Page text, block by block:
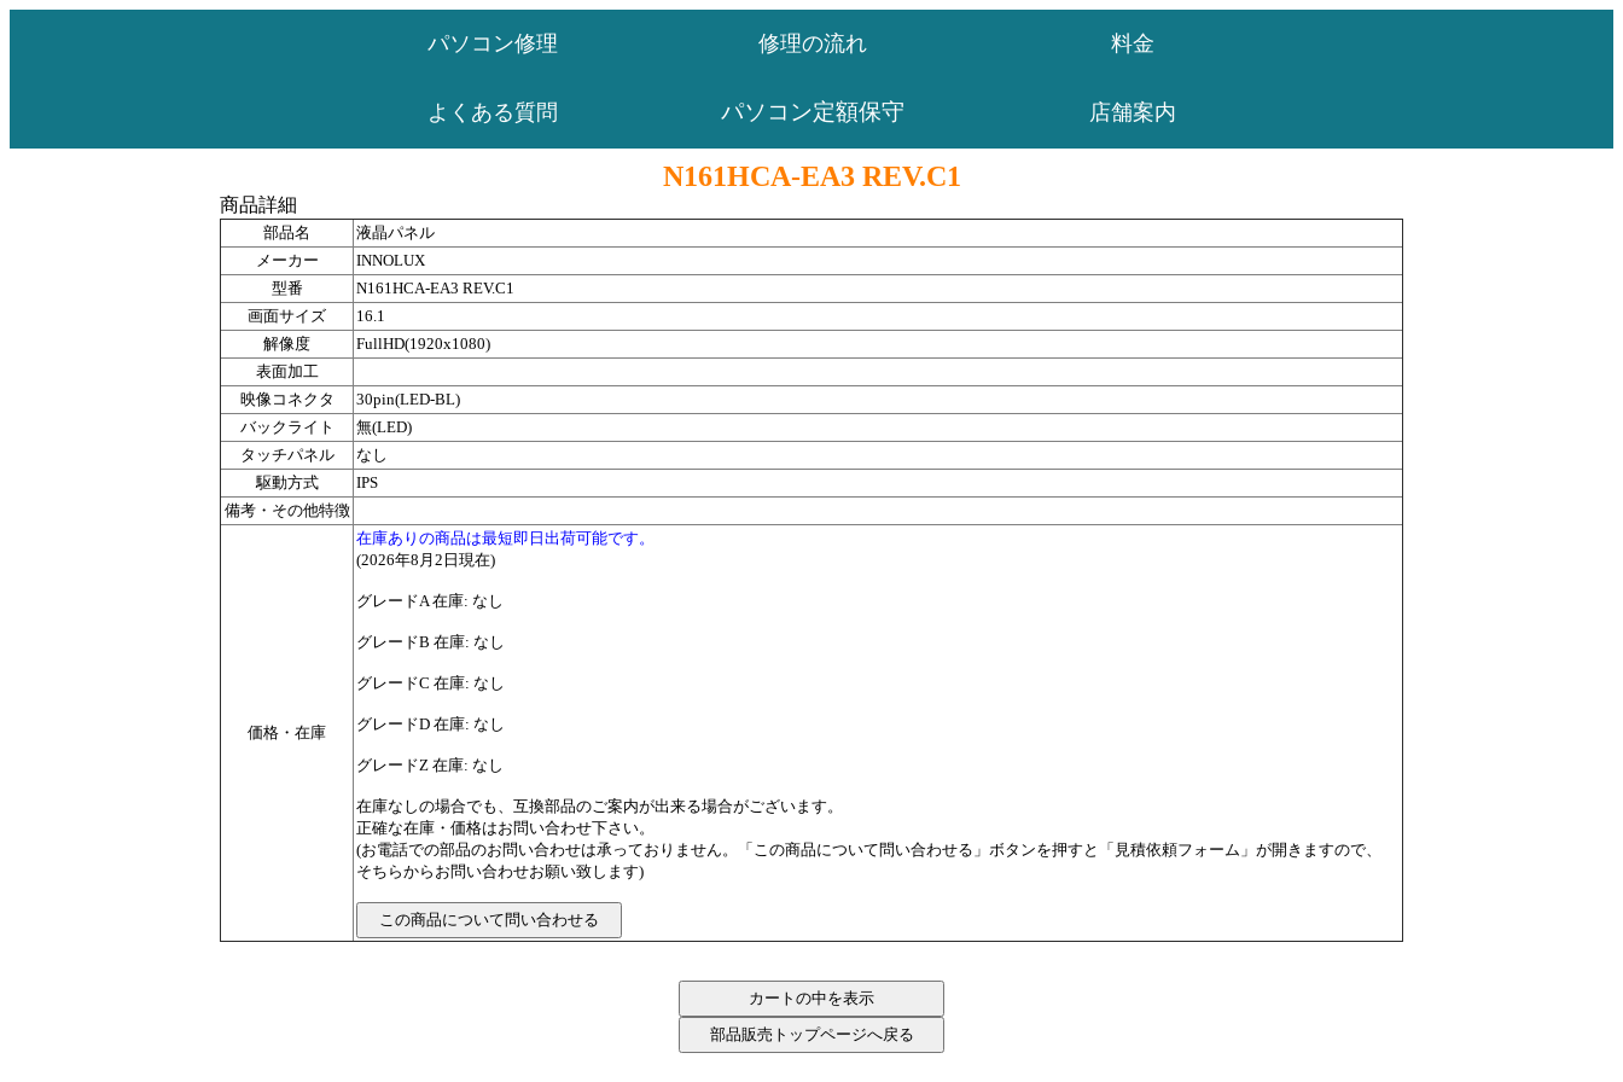
パソコン修理 修理の流れ 料金
よくある質問 パソコン定額保守 店舗案内
N161HCA-EA3 REV.C1
商品詳細
部品名
液晶パネル
メーカー
INNOLUX
型番
N161HCA-EA3 REV.C1
画面サイズ
16.1
解像度
FullHD(1920x1080)
表面加工
映像コネクタ
30pin(LED-BL)
バックライト
無(LED)
タッチパネル
なし
駆動方式
IPS
備考・その他特徴
価格・在庫
在庫ありの商品は最短即日出荷可能です。
(2026年8月2日現在)
グレードA 在庫: なし
グレードB 在庫: なし
グレードC 在庫: なし
グレードD 在庫: なし
グレードZ 在庫: なし
在庫なしの場合でも、互換部品のご案内が出来る場合がございます。
正確な在庫・価格はお問い合わせ下さい。
(お電話での部品のお問い合わせは承っておりません。「この商品について問い合わせる」ボタンを押すと「見積依頼フォーム」が開きますので、
そちらからお問い合わせお願い致します)